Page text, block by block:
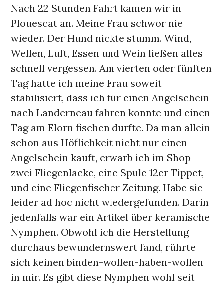
Nach 22 Stunden Fahrt kamen wir in
Plouescat an. Meine Frau schwor nie
wieder. Der Hund nickte stumm. Wind,
Wellen, Luft, Essen und Wein ließen alles
schnell vergessen. Am vierten oder fünften
Tag hatte ich meine Frau soweit
stabilisiert, dass ich für einen Angelschein
nach Landerneau fahren konnte und einen
Tag am Elorn fischen durfte. Da man allein
schon aus Höflichkeit nicht nur einen
Angelschein kauft, erwarb ich im Shop
zwei Fliegenlacke, eine Spule 12er Tippet,
und eine Fliegenfischer Zeitung. Habe sie
leider ad hoc nicht wiedergefunden. Darin
jedenfalls war ein Artikel über keramische
Nymphen. Obwohl ich die Herstellung
durchaus bewundernswert fand, rührte
sich keinen binden-wollen-haben-wollen
in mir. Es gibt diese Nymphen wohl seit